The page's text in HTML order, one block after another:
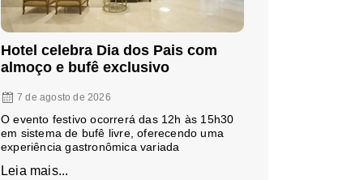
Hotel celebra Dia dos Pais com
almoço e bufê exclusivo
7 de agosto de 2026
O evento festivo ocorrerá das 12h às 15h30
em sistema de bufê livre, oferecendo uma
experiência gastronômica variada
Leia mais...